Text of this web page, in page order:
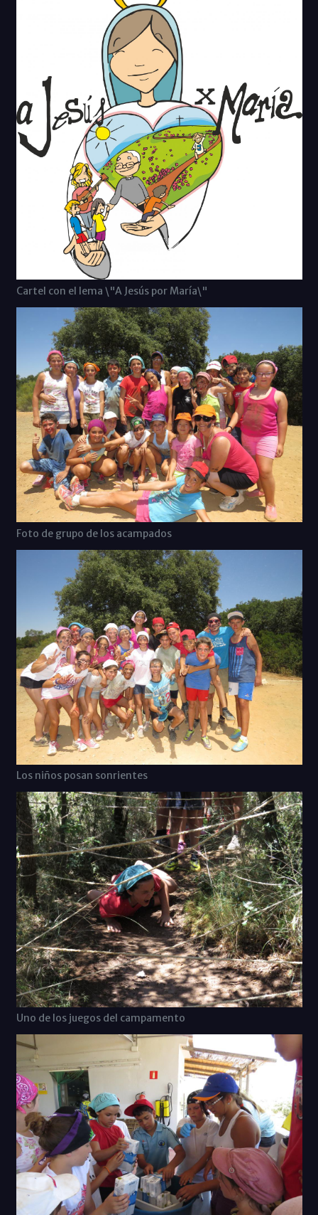
Cartel con el lema \"A Jesús por María\"
Foto de grupo de los acampados
Los niños posan sonrientes
Uno de los juegos del campamento